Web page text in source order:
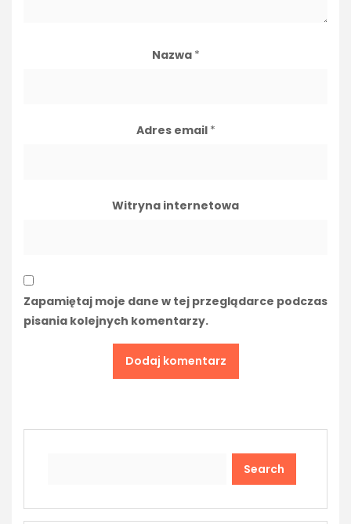
Nazwa *
Adres email *
Witryna internetowa
Zapamiętaj moje dane w tej przeglądarce podczas
pisania kolejnych komentarzy.